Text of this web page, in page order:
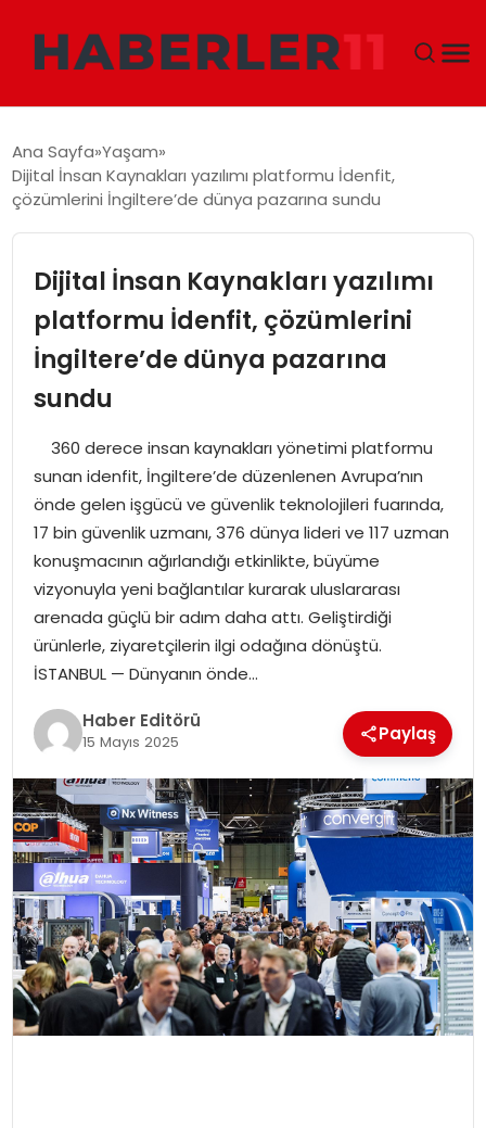
DÜNYA
SIYASET
TEKNOLOJI
MAGAZIN
SPOR
YAŞAM
Ana Sayfa Yaşam
Dijital İnsan Kaynakları yazılımı platformu İdenfit,
çözümlerini İngiltere’de dünya pazarına sundu
Dijital İnsan Kaynakları yazılımı
platformu İdenfit, çözümlerini
İngiltere’de dünya pazarına
sundu
360 derece insan kaynakları yönetimi platformu
sunan idenfit, İngiltere’de düzenlenen Avrupa’nın
önde gelen işgücü ve güvenlik teknolojileri fuarında,
17 bin güvenlik uzmanı, 376 dünya lideri ve 117 uzman
konuşmacının ağırlandığı etkinlikte, büyüme
vizyonuyla yeni bağlantılar kurarak uluslararası
arenada güçlü bir adım daha attı. Geliştirdiği
ürünlerle, ziyaretçilerin ilgi odağına dönüştü.
İSTANBUL — Dünyanın önde…
Haber Editörü
15 Mayıs 2025 Paylaş